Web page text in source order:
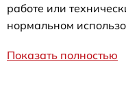
работе или
нормальном
Показать полностью